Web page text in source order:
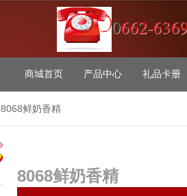
0662-
商城首页 产品中心 礼品卡册
8068鲜奶香精
8068鲜奶香精